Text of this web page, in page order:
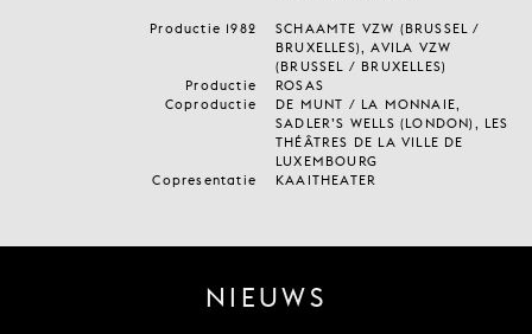
Productie 1982
SCHAAMTE VZW (BRUSSEL /
BRUXELLES), AVILA VZW
(BRUSSEL / BRUXELLES)
Productie
ROSAS
Coproductie
DE MUNT / LA MONNAIE,
SADLER’S WELLS (LONDON), LES
THÉÂTRES DE LA VILLE DE
LUXEMBOURG
Copresentatie
KAAITHEATER
NIEUWS